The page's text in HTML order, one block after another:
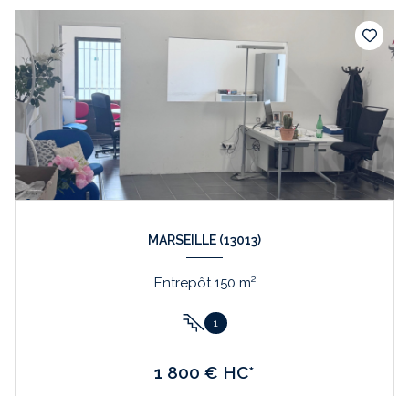
MARSEILLE (13013)
Entrepôt 150 m²
1
1 800 € HC*